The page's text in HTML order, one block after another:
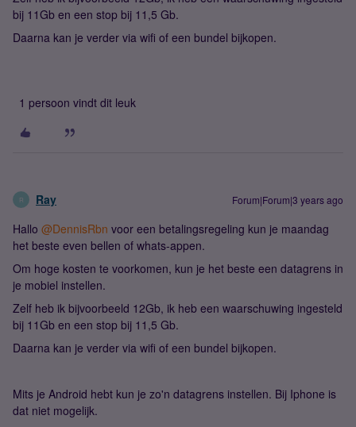
bij 11Gb en een stop bij 11,5 Gb.
Daarna kan je verder via wifi of een bundel bijkopen.
1 persoon vindt dit leuk
R Ray Forum|Forum|3 years ago
Hallo @DennisRbn voor een betalingsregeling kun je maandag
het beste even bellen of whats-appen.
Om hoge kosten te voorkomen, kun je het beste een datagrens in
je mobiel instellen.
Zelf heb ik bijvoorbeeld 12Gb, ik heb een waarschuwing ingesteld
bij 11Gb en een stop bij 11,5 Gb.
Daarna kan je verder via wifi of een bundel bijkopen.
Mits je Android hebt kun je zo'n datagrens instellen. Bij Iphone is
dat niet mogelijk.